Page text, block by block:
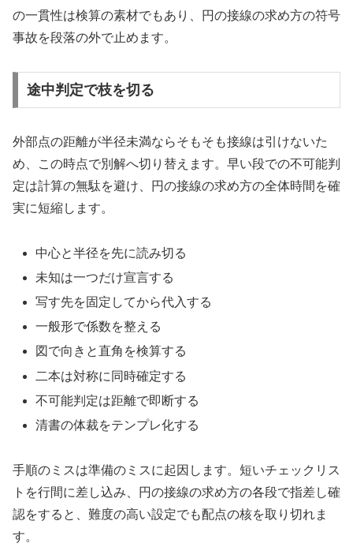
の一貫性は検算の素材でもあり、円の接線の求め方の符号
事故を段落の外で止めます。
途中判定で枝を切る
外部点の距離が半径未満ならそもそも接線は引けないた
め、この時点で別解へ切り替えます。早い段での不可能判
定は計算の無駄を避け、円の接線の求め方の全体時間を確
実に短縮します。
中心と半径を先に読み切る
未知は一つだけ宣言する
写す先を固定してから代入する
一般形で係数を整える
図で向きと直角を検算する
二本は対称に同時確定する
不可能判定は距離で即断する
清書の体裁をテンプレ化する
手順のミスは準備のミスに起因します。短いチェックリス
トを行間に差し込み、円の接線の求め方の各段で指差し確
認をすると、難度の高い設定でも配点の核を取り切れま
す。